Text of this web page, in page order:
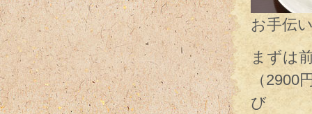
お手伝
まずは
（2900
び